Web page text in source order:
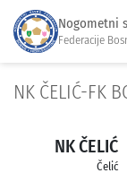
Nogometni
Federacije
NK ČELIĆ-FK
NK ČELIĆ
Čelić